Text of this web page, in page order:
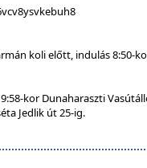
koli előtt, indulás 8:50-
kor Dunaharaszti
Jedlik út 25-ig.